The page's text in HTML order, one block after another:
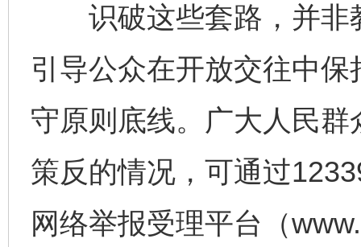
识破这些套路，并非
引导公众在开放交往中
守原则底线。广大人民
策反的情况，可通过
网络举报受理平台（
网上购药对药下症？